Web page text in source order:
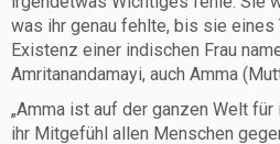
was ihr genau fehlte, bis sie
Existenz einer indischen Frau
Amritanandamayi, auch Amma
„Amma ist auf der ganzen Welt
ihr Mitgefühl allen Menschen